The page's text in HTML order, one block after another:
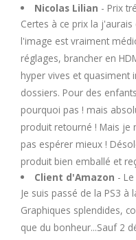
Nicolas Lilian - Prix
Certes à ce prix la
l'image est vraiment
réglages, brancher en
hyper vives et quasiment
dossiers. Pour des
pourquoi pas ! mais
produit retourné ! Mais je
pas espérer mieux !
produit bien emballé et
Client d'Amazon -
Je suis passé de la PS3 à
Graphiques splendides,
que du bonheur...Sauf 2